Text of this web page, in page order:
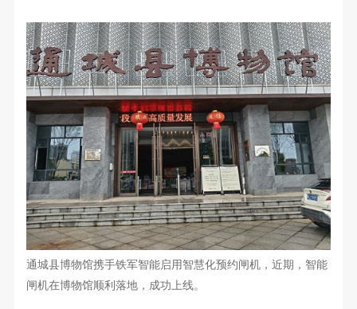
通城县博物馆携手铁军智能启用 智慧化预约闸机，近期，智能
闸机在博物馆顺利落地，成功上线。